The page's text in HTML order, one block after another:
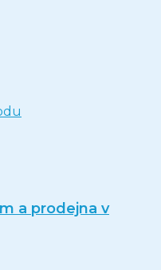
a prodejna v